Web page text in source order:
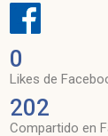
0
Likes de
202
Compartido en